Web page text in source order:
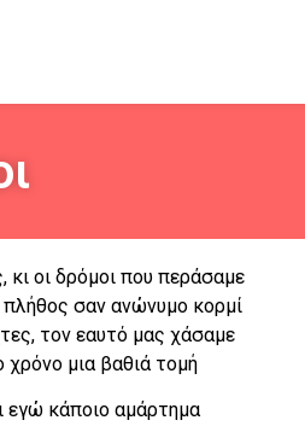
οι δρόμοι που περάσαμε
πλήθος σαν ανώνυμο κορμί
τον εαυτό μας χάσαμε
χρόνο μια βαθιά τομή
εγώ κάποιο αμάρτημα